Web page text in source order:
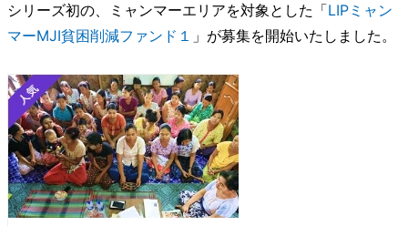
シリーズ初の、ミャンマーエリアを対象とした「LIPミャン
マーMJI貧困削減ファンド１ 」が募集を開始いたしました。